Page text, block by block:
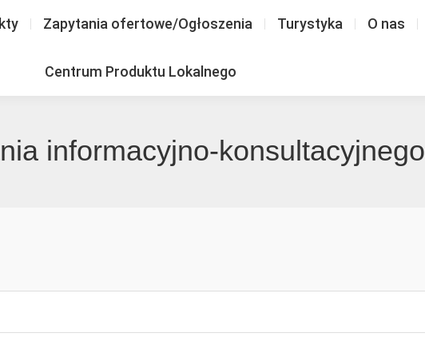
Zapytania ofertowe/Ogłoszenia Turystyka O nas
Centrum Produktu Lokalnego
informacyjno-konsultacyjnego